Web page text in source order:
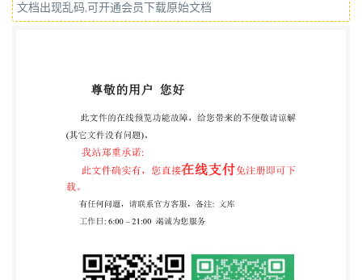
文档出现乱码,可开通会员下载原始文档